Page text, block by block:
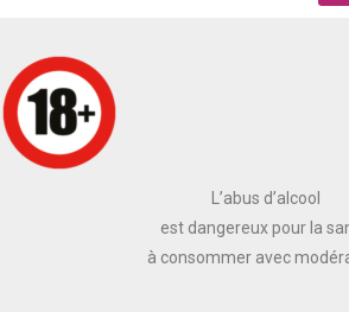
L’abus d’alcool
est dangereux pour la
à consommer avec